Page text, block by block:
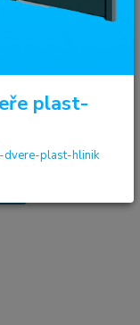
mm)
dodáváme ve
okna nabízíme
a
plast-
dvere-plast-hlinik